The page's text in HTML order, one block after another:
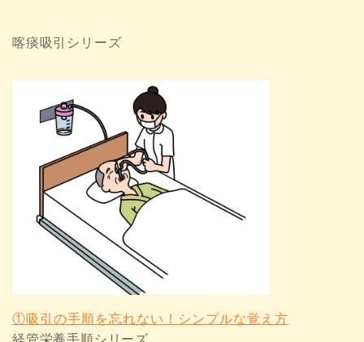
喀痰吸引シリーズ
①吸引の手順を忘れない！シンプルな覚え方